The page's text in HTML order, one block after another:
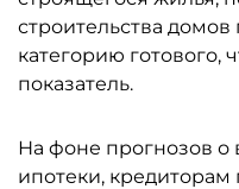
строительства
категорию готового,
показатель.
На фоне прогнозов о
ипотеки, кредиторам